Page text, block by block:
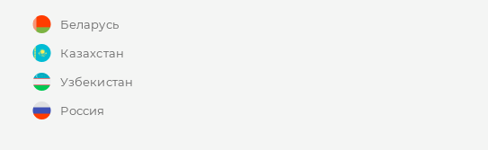
Беларусь
Казахстан
Узбекистан
Россия